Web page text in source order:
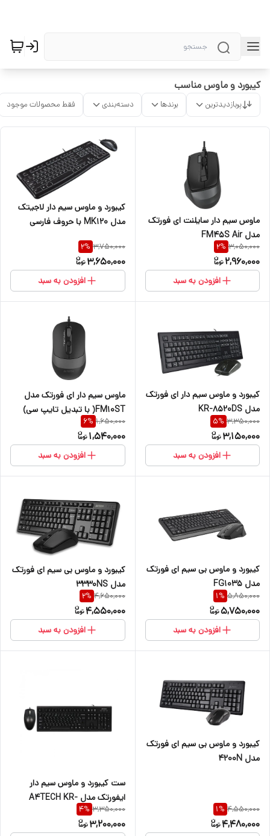
کیبورد و ماوس مناسب
پربازدیدترین برندها دسته‌بندی فقط محصولات موجود
ماوس سیم دار سایلنت ای فورتک
مدل FM45S Air
3,050,000
2%
2,960,000
افزودن به سبد
کیبورد و ماوس سیم دار لاجیتک
مدل MK120 با حروف فارسی
3,750,000
2%
3,650,000
افزودن به سبد
کیبورد و ماوس سیم دار ای فورتک
مدل KR-8520DS
3,350,000
5%
3,150,000
افزودن به سبد
ماوس سیم دار ای فورتک مدل
FM10ST( با تبدیل تایپ سی)
1,650,000
6%
1,540,000
افزودن به سبد
کیبورد و ماوس بی سیم ای فورتک
مدل FG1035
5,850,000
1%
5,750,000
افزودن به سبد
کیبورد و ماوس بی سیم ای فورتک
مدل 3330NS
4,650,000
2%
4,550,000
افزودن به سبد
کیبورد و ماوس بی سیم ای فورتک
مدل 4200N
4,550,000
1%
4,480,000
ست کیبورد و ماوس سیم دار
ایفورتک مدل A4TECH KR-
8572S
3,350,000
4%
3,200,000